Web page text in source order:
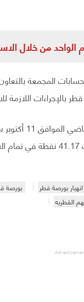
المجمعة
بالإجراءات اللازمة
ومن الجدير ذكره
انهيار بورصة قطر
بورصة
القطريه